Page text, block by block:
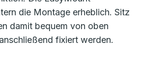
die Montage erheblich. Sitz
damit bequem von oben
fixiert werden.